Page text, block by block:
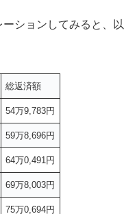
ションしてみると、以
総返済額
54万9,783円
59万8,696円
64万0,491円
69万8,003円
75万0,694円